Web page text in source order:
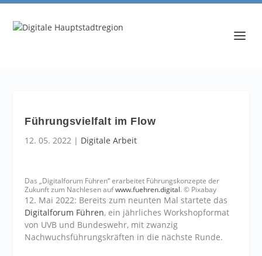
Führungsvielfalt im Flow
12. 05. 2022 | Digitale Arbeit
Das „Digitalforum Führen“ erarbeitet Führungskonzepte der
Zukunft zum Nachlesen aufwww.fuehren.digital. © Pixabay
12. Mai 2022: Bereits zum neunten Mal startete das
Digitalforum Führen, ein jährliches Workshopformat
von UVB und Bundeswehr, mit zwanzig
Nachwuchsführungskräften in die nächste Runde.